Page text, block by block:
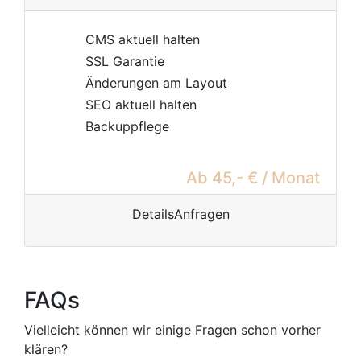
CMS aktuell halten
SSL Garantie
Änderungen am Layout
SEO aktuell halten
Backuppflege
Ab 45,- € / Monat
DetailsAnfragen
FAQs
Vielleicht können wir einige Fragen schon vorher
klären?